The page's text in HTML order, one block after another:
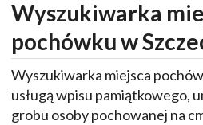
Wyszukiwarka
pochówku w
Wyszukiwarka miejsca
usługą wpisu pamiątkowego,
grobu osoby pochowanej na